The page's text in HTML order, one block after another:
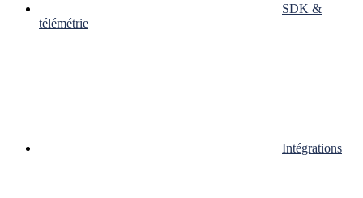
SDK &
télémétrie
Intégrations